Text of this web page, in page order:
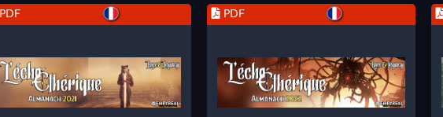
PDF PDF